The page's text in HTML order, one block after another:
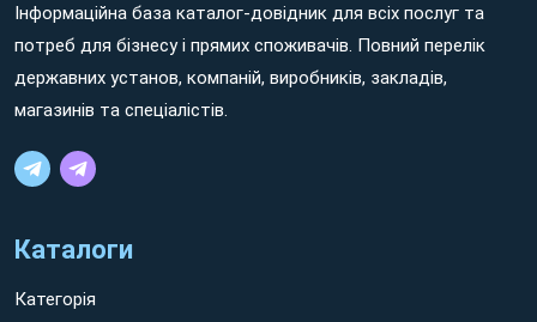
Інформаційна база каталог-довідник для всіх послуг та
потреб для бізнесу і прямих споживачів. Повний перелік
державних установ, компаній, виробників, закладів,
магазинів та спеціалістів.
Каталоги
Категорія